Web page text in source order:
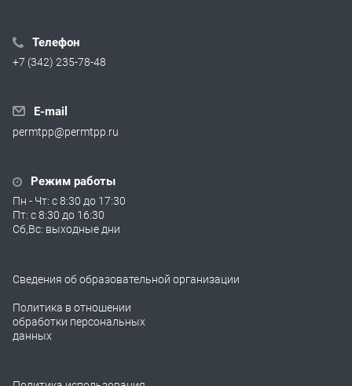
Телефон
+7 (342) 235-78-48
E-mail
permtpp@permtpp.ru
Режим работы
Пн - Чт: с 8:30 до 17:30
Пт: с 8:30 до 16:30
Сб,Вс: выходные дни
Сведения об образовательной организации
Политика в отношении
обработки персональных
данных